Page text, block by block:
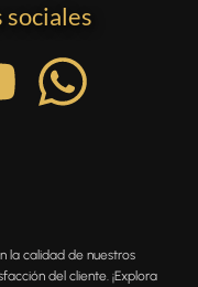
sociales
la calidad de nuestros
del cliente. ¡Explora